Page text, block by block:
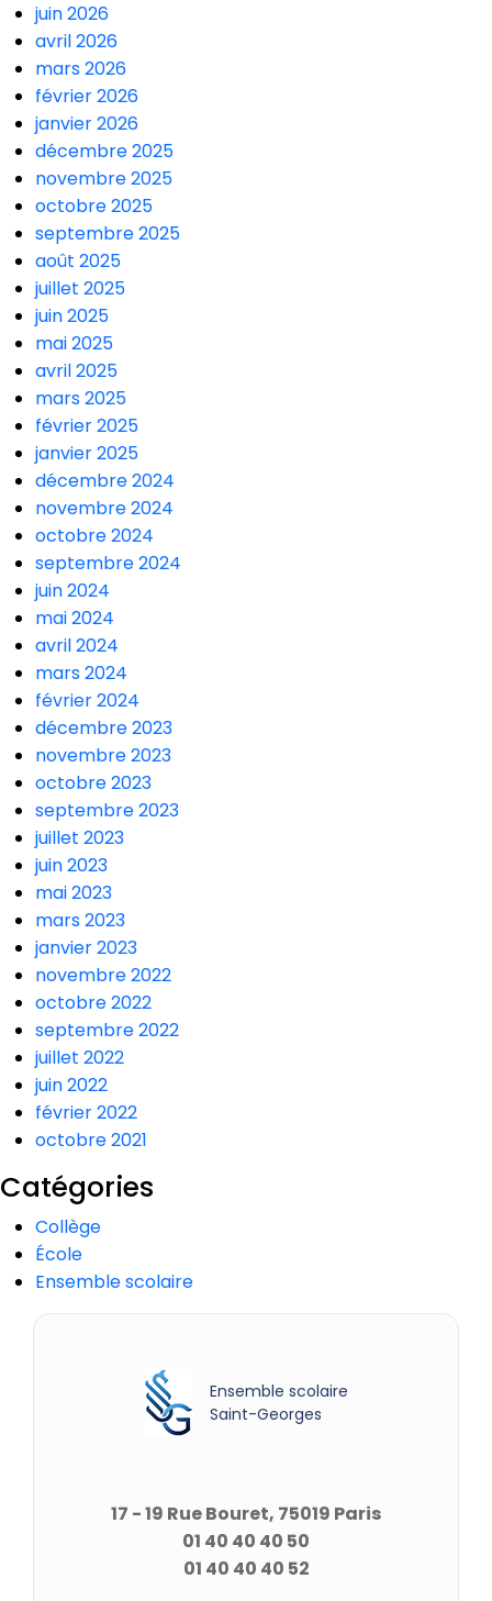
juin 2026
avril 2026
mars 2026
février 2026
janvier 2026
décembre 2025
novembre 2025
octobre 2025
septembre 2025
août 2025
juillet 2025
juin 2025
mai 2025
avril 2025
mars 2025
février 2025
janvier 2025
décembre 2024
novembre 2024
octobre 2024
septembre 2024
juin 2024
mai 2024
avril 2024
mars 2024
février 2024
décembre 2023
novembre 2023
octobre 2023
septembre 2023
juillet 2023
juin 2023
mai 2023
mars 2023
janvier 2023
novembre 2022
octobre 2022
septembre 2022
juillet 2022
juin 2022
février 2022
octobre 2021
Catégories
Collège
École
Ensemble scolaire
Ensemble scolaire
Saint-Georges
17 - 19 Rue Bouret, 75019 Paris
01 40 40 40 50
01 40 40 40 52